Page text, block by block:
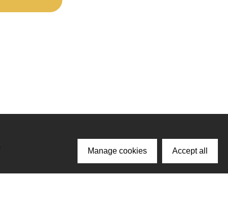
Manage cookies Accept all